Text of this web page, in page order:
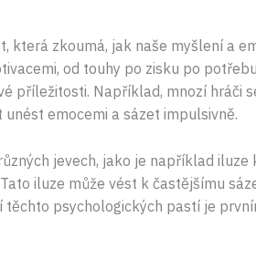
která zkoumá, jak naše myšlení a
od touhy po zisku po
příležitosti. Například, mnozí hráči
emocemi a sázet impulsivně.
jevech, jako je například
iluze může vést k častějšímu
těchto psychologických pastí je